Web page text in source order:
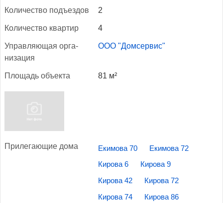
Ко­личес­тво подъ­ез­дов 2
Ко­личес­тво квар­тир 4
Уп­равля­ющая ор­га­
низа­ция
ООО "Домсервис"
Пло­щадь объ­ек­та 81 м²
При­лега­ющие до­ма Екимова 70 Екимова 72
Кирова 6 Кирова 9
Кирова 42 Кирова 72
Кирова 74 Кирова 86